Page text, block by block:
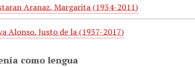
Aranaz, Margarita (1934-2011)
Alonso, Justo de la (1937-2017)
como lengua